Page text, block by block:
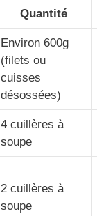
Quantité
Environ 600g
(filets ou
cuisses
désossées)
4 cuillères à
soupe
2 cuillères à
soupe